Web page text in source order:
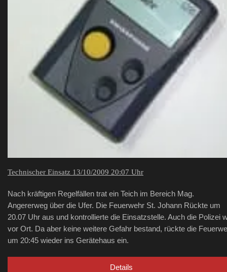
Technischer Einsatz 13/10/2009 20:07 Uhr
Nach kräftigen Regelfällen trat ein Teich im Bereich Mag.
Angererweg über die Ufer. Die Feuerwehr St. Johann Rückte um
20.07 Uhr aus und kontrollierte die Einsatzstelle. Auch die Polizei
vor Ort. Da aber keine weitere Gefahr bestand, rückte die
um 20:45 wieder ins Gerätehaus ein.
Details